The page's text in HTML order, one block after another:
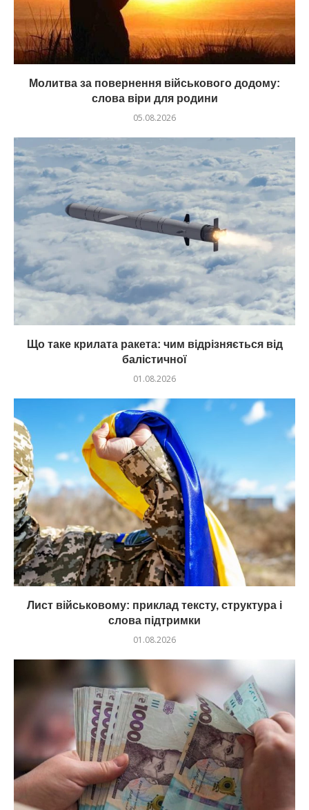
Молитва за повернення військового додому:
слова віри для родини
05.08.2026
Що таке крилата ракета: чим відрізняється від
балістичної
01.08.2026
Лист військовому: приклад тексту, структура і
слова підтримки
01.08.2026